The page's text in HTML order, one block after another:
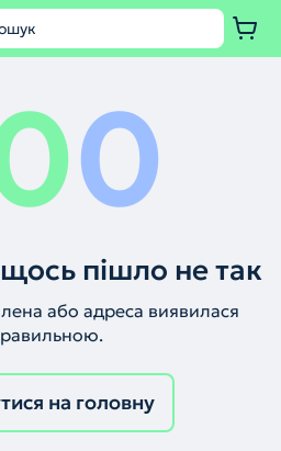
0
пішло не так
або адреса виявилася
на головну